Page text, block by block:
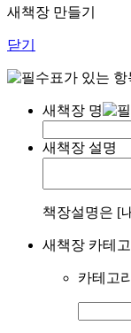
새책장 만들기
닫기
표가 있는
새책장 명
새책장 설명
책장설명은 [
새책장 카테고
카테고리